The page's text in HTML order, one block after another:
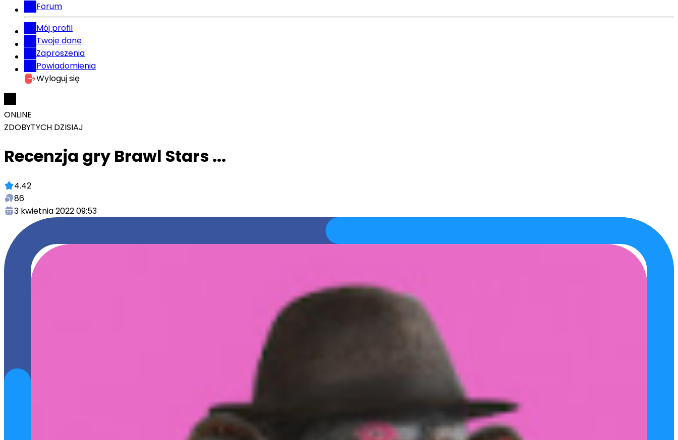
Forum
Mój profil
Twoje dane
Zaproszenia
Powiadomienia
Wyloguj się
ONLINE
ZDOBYTYCH DZISIAJ
Recenzja gry Brawl Stars ...
4.42
86
3 kwietnia 2022 09:53